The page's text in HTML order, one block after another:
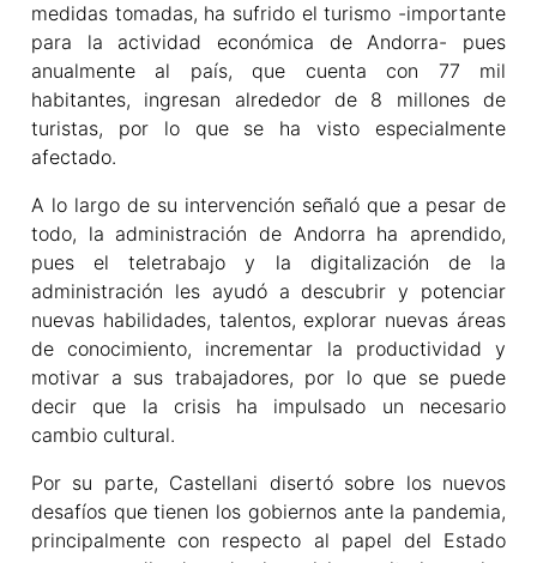
medidas tomadas, ha sufrido el turismo -importante
para la actividad económica de Andorra- pues
anualmente al país, que cuenta con 77 mil
habitantes, ingresan alrededor de 8 millones de
turistas, por lo que se ha visto especialmente
afectado.
A lo largo de su intervención señaló que a pesar de
todo, la administración de Andorra ha aprendido,
pues el teletrabajo y la digitalización de la
administración les ayudó a descubrir y potenciar
nuevas habilidades, talentos, explorar nuevas áreas
de conocimiento, incrementar la productividad y
motivar a sus trabajadores, por lo que se puede
decir que la crisis ha impulsado un necesario
cambio cultural.
Por su parte, Castellani disertó sobre los nuevos
desafíos que tienen los gobiernos ante la pandemia,
principalmente con respecto al papel del Estado